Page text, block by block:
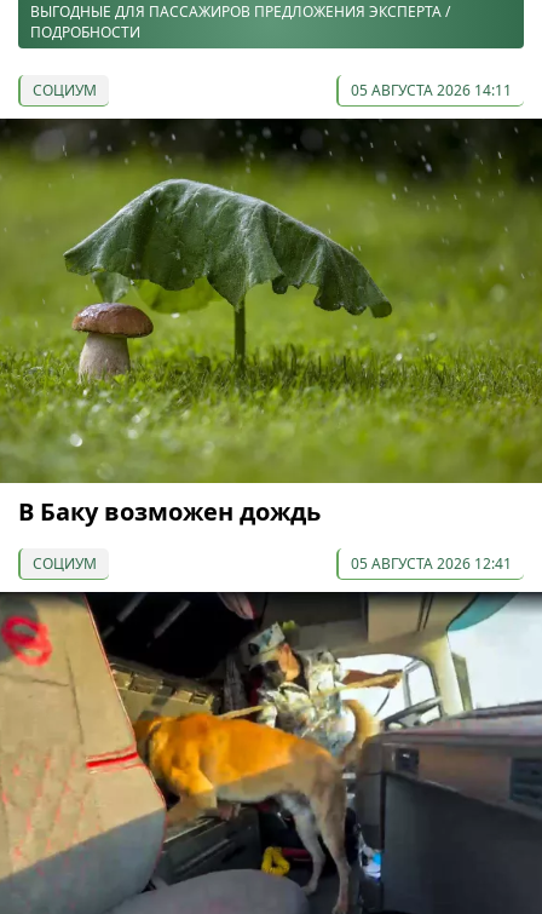
ВЫГОДНЫЕ ДЛЯ ПАССАЖИРОВ ПРЕДЛОЖЕНИЯ ЭКСПЕРТА /
ПОДРОБНОСТИ
СОЦИУМ 05 АВГУСТА 2026 14:11
В Баку возможен дождь
СОЦИУМ 05 АВГУСТА 2026 12:41